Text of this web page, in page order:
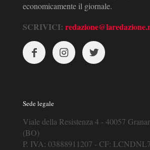
economicamente il giornale.
SCRIVICI:
Sede legale
Viale della Resistenza 4 - 40057
(BO)
P. IVA: 03888911207 - CF: